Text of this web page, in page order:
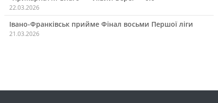
22.03.2026
Івано-Франківськ прийме Фінал восьми Першої ліги
21.03.2026